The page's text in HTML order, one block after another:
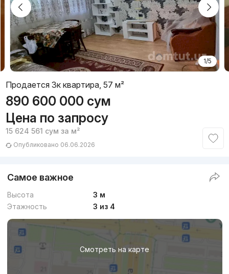
1/5
Продается 3к квартира, 57 м²
890 600 000 сум
Цена по запросу
15 624 561 сум за м²
Опубликовано 06.06.2026
Самое важное
Высота
3 м
Этажность
3 из 4
Смотреть на карте